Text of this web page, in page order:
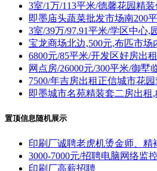
3室/1万/113平米/德馨花园精
即墨庙头蔬菜批发市场南200
3室/39万/97.91平米/学区中心,
宝龙商场北边,500元,布匹市场
6800元/85平米/开发区好房出租
网点房/26000元/300平米/御墅
7500/年吉房出租正信城市花园
即墨城市名苑精装套二房出租
置顶信息随机展示
印刷厂诚聘老虎机烫金师、
3000-7000元/招聘电脑网络监
印刷厂高薪招聘